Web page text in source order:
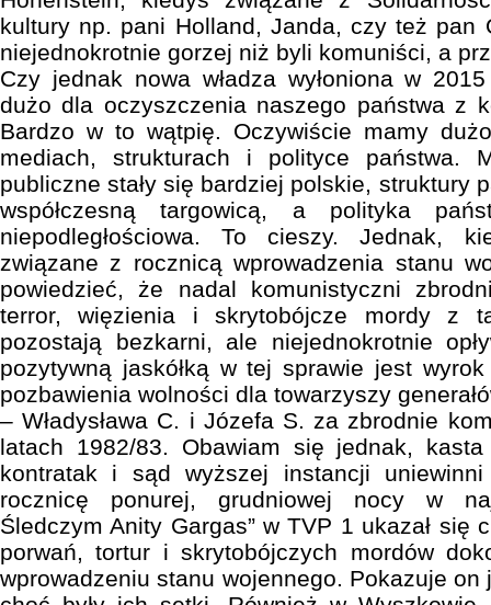
kultury np. pani Holland, Janda, czy też pan
niejednokrotnie gorzej niż byli komuniści, a
Czy jednak nowa władza wyłoniona w
dużo dla oczyszczenia naszego państwa z
Bardzo w to wątpię. Oczywiście mamy
mediach, strukturach i polityce państwa.
publiczne stały się bardziej polskie, struktury
współczesną targowicą, a polityka
niepodległościowa. To cieszy. Jednak,
związane z rocznicą wprowadzenia stanu
powiedzieć, że nadal komunistyczni
terror, więzienia i skrytobójcze mordy z
pozostają bezkarni, ale niejednokrotnie
pozytywną jaskółką w tej sprawie jest
pozbawienia wolności dla towarzyszy
– Władysława C. i Józefa S. za zbrodnie
latach 1982/83. Obawiam się jednak,
kontratak i sąd wyższej instancji uniewinni
rocznicę ponurej, grudniowej nocy w
Śledczym Anity Gargas” w TVP 1 ukazał się
porwań, tortur i skrytobójczych mordów
wprowadzeniu stanu wojennego. Pokazuje